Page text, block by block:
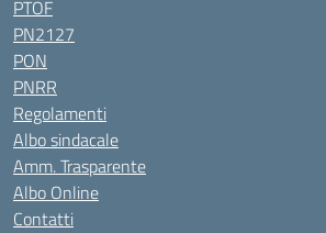
PTOF
PN2127
PON
PNRR
Regolamenti
Albo sindacale
Amm. Trasparente
Albo Online
Contatti